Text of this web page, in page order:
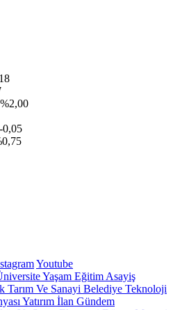
%2,00
0,05
Youtube
Yaşam Eğitim Asayiş
Tarım Ve Sanayi Belediye Teknoloji
Yatırım İlan Gündem